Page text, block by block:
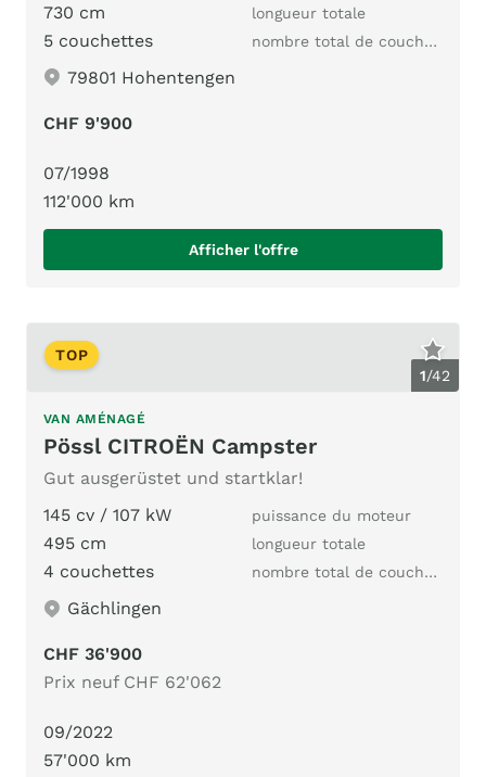
730 cm longueur totale
5 couchettes nombre total de couchages
79801 Hohentengen
CHF 9'900
07/1998
112'000 km
Afficher l'offre
1/42
TOP
VAN AMÉNAGÉ
Pössl CITROËN Campster
Gut ausgerüstet und startklar!
145 cv / 107 kW
puissance du moteur
495 cm longueur totale
4 couchettes nombre total de couchages
Gächlingen
CHF 36'900
Prix neuf CHF 62'062
09/2022
57'000 km